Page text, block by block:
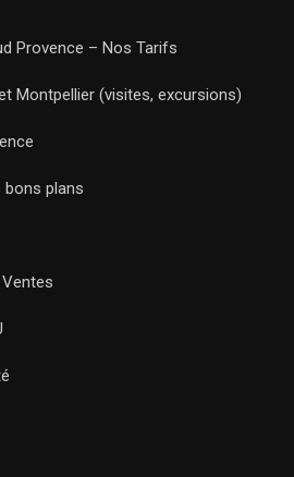
Provence – Nos Tarifs
Montpellier (visites, excursions)
bons plans